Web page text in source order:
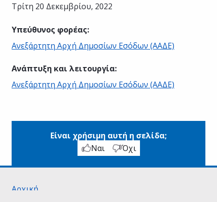
Τρίτη 20 Δεκεμβρίου, 2022
Υπεύθυνος φορέας:
Ανεξάρτητη Αρχή Δημοσίων Εσόδων (ΑΑΔΕ)
Ανάπτυξη και λειτουργία:
Ανεξάρτητη Αρχή Δημοσίων Εσόδων (ΑΑΔΕ)
Είναι χρήσιμη αυτή η σελίδα;
Ναι
Όχι
Αρχική